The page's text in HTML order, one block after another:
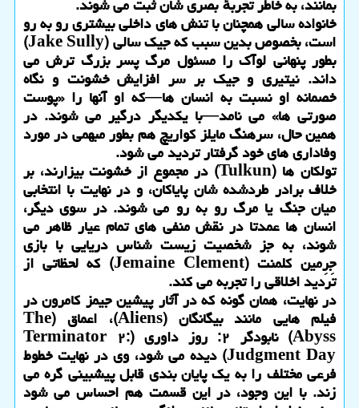
خانواده سالی همچنان با تنش های داخلی بیشتری رو به رو
است، بخصوص بدین سبب که جیک سالی (Jake Sully)
بطور پنهانی لوآک را مسئول مرگ پسر بزرگ ترش می
داند. نیتیری و جیک بر سر افزایش خشونت و نگاه
خصمانه او نسبت به انسان ها—که او آنها را «پوست
صورتی ها» می نامد—با یکدیگر درگیر می شوند. در
همین حال، سرهنگ مایلز کواریچ هم بطور مبهمی در مورد
وفاداری های خود گرفتار تردید می شود.
تولکان ها (Tulkun) در مجموع از خشونت بیزارند، بر
خلاف برادر طردشده شان پایاکان، و در نهایت با انتخابی
میان جنگ یا مرگ رو به رو می شوند. در سوی دیگر،
انسان ها عمدتا در نقش منفی های تمام عیار ظاهر می
شوند، به جز شخصیت زیست شناس دریایی با بازی
جِرِمین کلمنت (Jemaine Clement) که لحظاتی از
تردید اخلاقی را تجربه می کند.
در نهایت، همان گونه که در آثار پیشین جیمز کامرون در
فیلم هایی مانند بیگانگان (Aliens)، اعماق (The
Abyss) نابودگر ۲: روز داوری (Terminator ۲:
Judgment Day) دیده می شود، وی در نهایت خطوط
فرعی مختلف را به یک پایان بندی قابل پیشبینی گره می
زند. با این وجود، در این قسمت هم احساس می شود